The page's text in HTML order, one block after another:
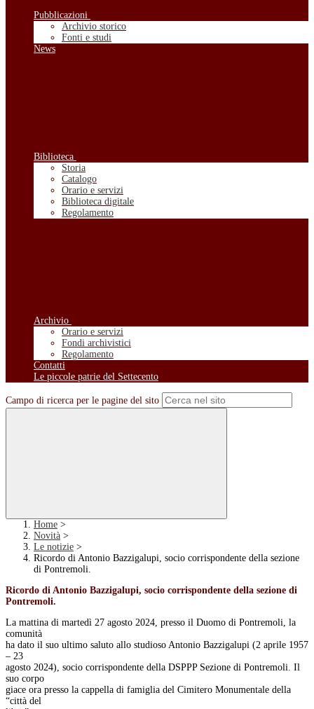
Pubblicazioni
Archivio storico
Fonti e studi
News
Biblioteca
Storia
Catalogo
Orario e servizi
Biblioteca digitale
Regolamento
Archivio
Orario e servizi
Fondi archivistici
Regolamento
Contatti
Le piccole patrie del Settecento
Campo di ricerca per le pagine del sito
Home >
Novità >
Le notizie >
Ricordo di Antonio Bazzigalupi, socio corrispondente della sezione
di Pontremoli.
Ricordo di Antonio Bazzigalupi, socio corrispondente della sezione di
Pontremoli.
La mattina di martedì 27 agosto 2024, presso il Duomo di Pontremoli, la
comunità
ha dato il suo ultimo saluto allo studioso Antonio Bazzigalupi (2 aprile 1957
– 23
agosto 2024), socio corrispondente della DSPPP Sezione di Pontremoli. Il
suo corpo
giace ora presso la cappella di famiglia del Cimitero Monumentale della
“città del